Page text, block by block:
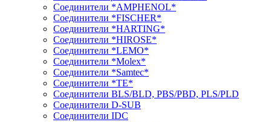
Соединители *AMPHENOL*
Соединители *FISCHER*
Соединители *HARTING*
Соединители *HIROSE*
Соединители *LEMO*
Соединители *Molex*
Соединители *Samtec*
Соединители *TE*
Соединители BLS/BLD, PBS/PBD, PLS/PLD
Соединители D-SUB
Соединители IDC